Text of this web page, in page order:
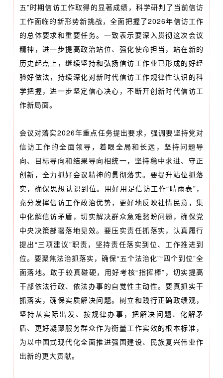
五”时期信访工作取得的显著成绩，科学研判了当前信访
工作面临的新形势新挑战，全面把握了2026年信访工作
的总体要求和重要任务。一致表示要深入贯彻这次会议
精神，进一步提高政治站位、强化使命担当，站在新的
历史起点上，继续坚持和弘扬信访工作业已形成的好经
验好做法，持续深化对新时代信访工作规律性认识的科
学把握，进一步坚定信心决心，不断开创新时代信访工
作新局面。
会议对落实2026年重点任务提出要求，强调要坚持党对
信访工作的全面领导，着眼全局和长远，坚持问题导
向、目标导向和结果导向相统一，坚持稳中求进、守正
创新，全力抓好会议精神的贯彻落实。要提升站位抓落
实，确保思想认识到位。用好用足信访工作“晴雨表”，
充分发挥信访工作政治优势，更好地反映社情民意，集
中化解信访矛盾，切实解决群众急难愁盼问题，确保党
中央决策部署落地见效。要压实责任抓落实，认真履行
提出“三项建议”职责，坚持责任落实到位、工作推进到
位。要聚焦法治抓落实，确保“五个法治化”“四个到位”全
面落地。敢于较真碰硬，用好考核“指挥棒”，切实提高
干部依法行政、依法办事的自觉性主动性。要真抓实干
抓落实，确保实质解决问题。树立和践行正确政绩观，
坚持从实际出发、按规律办事，把解决问题、化解矛
盾、更好凝聚服务群众作为衡量工作实效的根本标准，
为以中国式现代化全面推进强国建设、民族复兴伟业作
出新的更大贡献。